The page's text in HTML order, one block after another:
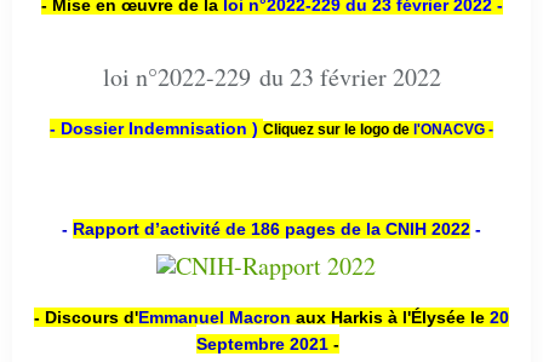
- Mise en œuvre de la loi n°2022-229 du 23 février 2022 -
loi n°2022-229 du 23 février 2022
- Dossier Indemnisation ) Cliquez sur le logo de l'ONACVG -
- Rapport d’activité de 186 pages de la CNIH 2022 -
- Discours d'Emmanuel Macron aux Harkis à l'Élysée le 20
Septembre 2021 -